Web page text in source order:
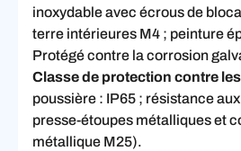
inoxydable avec écrous de
terre intérieures M4 ; peinture
Protégé contre la corrosion
Classe de protection contre
poussière : IP65 ; résistance
presse-étoupes métalliques et
métallique M25).